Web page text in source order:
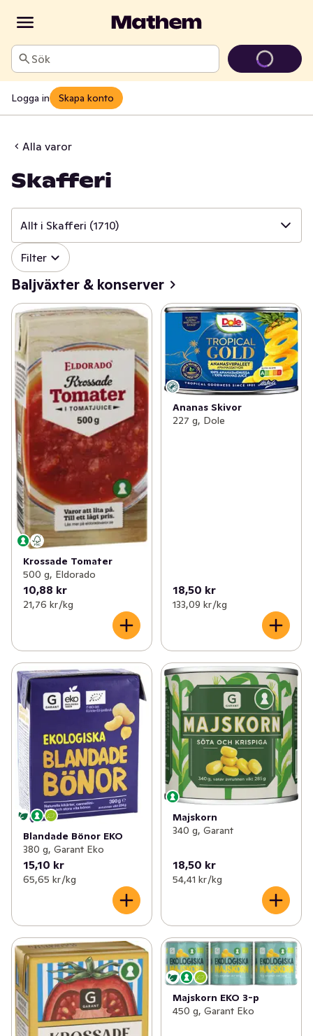
Sök
Logga in Skapa konto
Alla varor
Skafferi
Allt i Skafferi (1710)
✓ Allt i Skafferi
✓ Baljväxter & konserver (271)
✓ Pasta & pastasås (215)
✓ Mjöl & bakning (232)
✓ Tex mex (125)
✓ Asien (224)
✓ Sylt & socker (151)
✓ Senap & ketchup (58)
✓ Majonnäs (31)
✓ Flingor, müsli & gröt
✓ Olja & vinäger (96)
✓ Ris & gryn
✓ Internationella köket (5)
Filter
Baljväxter & konserver
Krossade Tomater
500 g, Eldorado
10,88 kr
21,76 kr /kg
Ananas Skivor
227 g, Dole
18,50 kr
133,09 kr /kg
Blandade Bönor EKO
380 g, Garant Eko
15,10 kr
65,65 kr /kg
Majskorn
340 g, Garant
18,50 kr
54,41 kr /kg
Majskorn EKO 3-p
450 g, Garant Eko